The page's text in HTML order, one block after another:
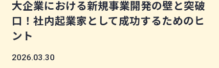
大企業における新規事業開発の壁と突破
口！社内起業家として成功するためのヒ
ント
2026.03.30